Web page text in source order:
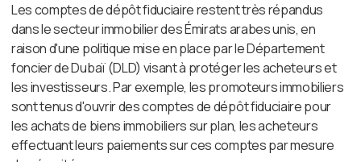
Les comptes de dépôt fiduciaire restent très répandus
dans le secteur immobilier des Émirats arabes unis, en
raison d'une politique mise en place par le Département
foncier de Dubaï (DLD) visant à protéger les acheteurs et
les investisseurs. Par exemple, les promoteurs immobiliers
sont tenus d'ouvrir des comptes de dépôt fiduciaire pour
les achats de biens immobiliers sur plan, les acheteurs
effectuant leurs paiements sur ces comptes par mesure